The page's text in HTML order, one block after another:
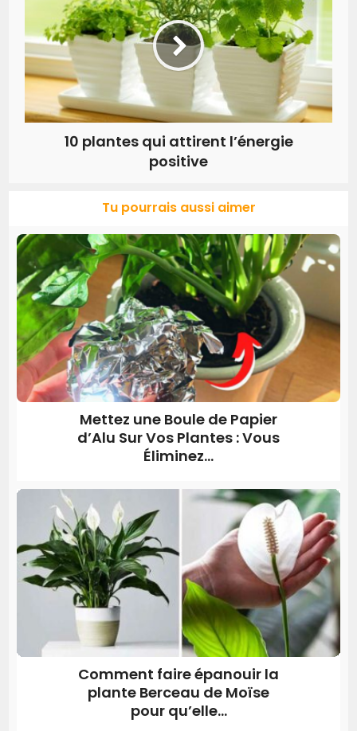
10 plantes qui attirent l’énergie
positive
Tu pourrais aussi aimer
Mettez une Boule de Papier
d’Alu Sur Vos Plantes : Vous
Éliminez...
Comment faire épanouir la
plante Berceau de Moïse
pour qu’elle...